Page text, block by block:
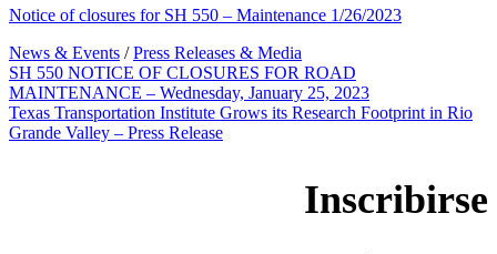
Notice of closures for SH 550 – Maintenance 1/26/2023
News & Events /Press Releases & Media
SH 550 NOTICE OF CLOSURES FOR ROAD
MAINTENANCE – Wednesday, January 25, 2023
Texas Transportation Institute Grows its Research Footprint in Rio
Grande Valley – Press Release
Inscribirse